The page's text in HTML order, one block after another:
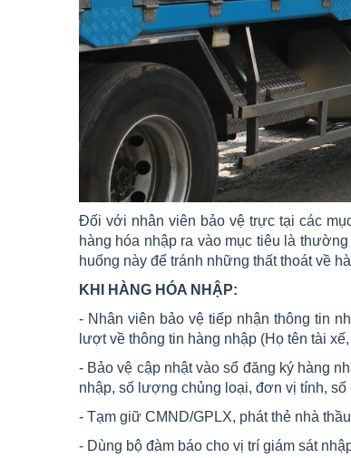
Đối với nhân viên bảo vệ trực tại các
hàng hóa nhập ra vào mục tiêu là
huống này để tránh những thất thoát về
KHI HÀNG HÓA NHẬP:
- Nhân viên bảo vệ tiếp nhận thông tin
lượt về thông tin hàng nhập (Họ tên tài
- Bảo vệ cập nhật vào sổ đăng ký hàng
nhập, số lượng chủng loại, đơn vị tính,
- Tạm giữ CMND/GPLX, phát thẻ nhà
- Dùng bộ đàm báo cho vị trí giám sát